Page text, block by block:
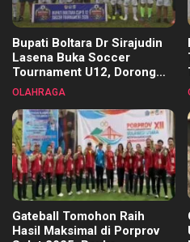
Bupati Boltara Dr Sirajudin
Lasena Buka Soccer
Tournament U12, Dorong
Pembinaan Merata di Setiap
OLAHRAGA
Gateball Tomohon Raih
Hasil Maksimal di Porprov